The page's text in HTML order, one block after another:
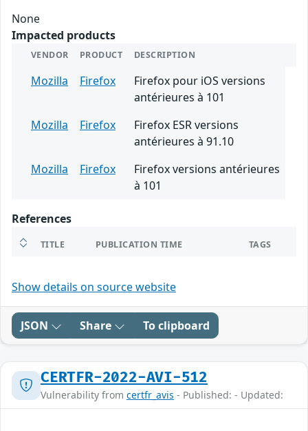
None
Impacted products
VENDOR PRODUCT DESCRIPTION
Mozilla Firefox
Firefox pour iOS versions
antérieures à 101
Mozilla
Firefox
Firefox ESR versions
antérieures à 91.10
Mozilla
Firefox
Firefox versions antérieures
à 101
References
TITLE PUBLICATION TIME TAGS
Show details on source website
JSON Share To clipboard
CERTFR-2022-AVI-512
Vulnerability from certfr_avis - Published: - Updated: